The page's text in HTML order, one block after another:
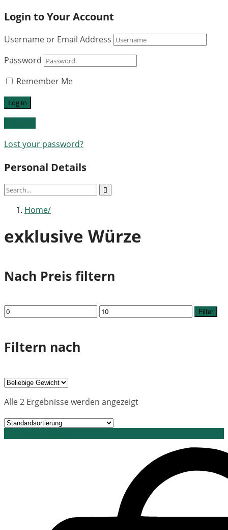
Login to Your Account
Username or Email Address
Password
Remember Me
Lost your password?
Personal Details
Home
exklusive Würze
Nach Preis filtern
Min.
Preis
Max.
Preis
Filter
Filtern nach
Alle 2 Ergebnisse werden angezeigt